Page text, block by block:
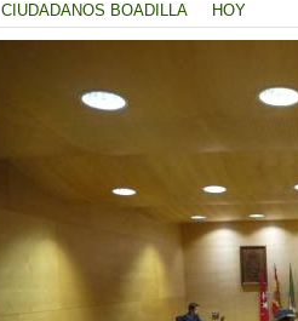
CIUDADANOS BOADILLA
HOY